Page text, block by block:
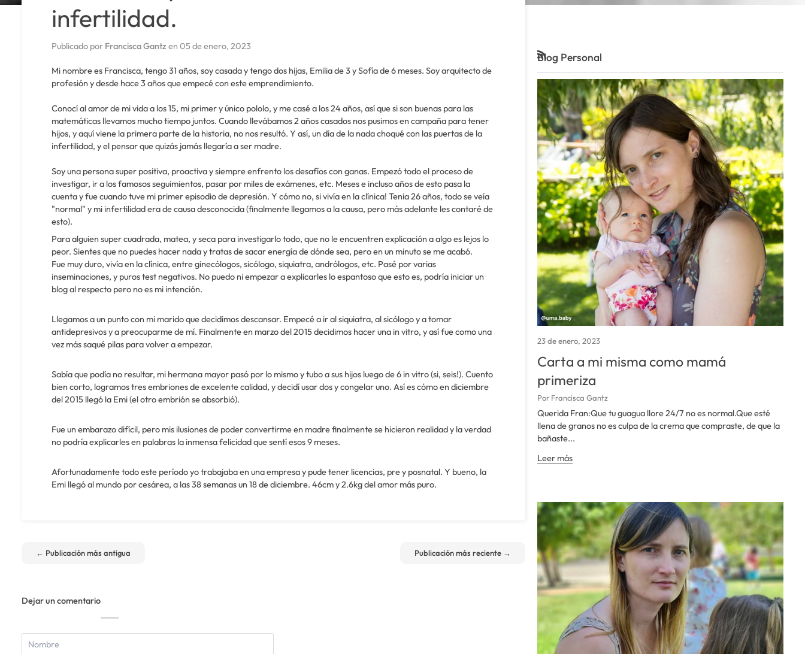
infertilidad.
Publicado por Francisca Gantz en 05 de enero, 2023
Mi nombre es Francisca, tengo 31 años, soy casada y tengo dos hijas, Emilia de 3 y Sofía de 6 meses. Soy arquitecto de
profesión y desde hace 3 años que empecé con este emprendimiento.
Conocí al amor de mi vida a los 15, mi primer y único pololo, y me casé a los 24 años, así que si son buenas para las
matemáticas llevamos mucho tiempo juntos. Cuando llevábamos 2 años casados nos pusimos en campaña para tener
hijos, y aquí viene la primera parte de la historia, no nos resultó. Y así, un día de la nada choqué con las puertas de la
infertilidad, y el pensar que quizás jamás llegaría a ser madre.
Soy una persona super positiva, proactiva y siempre enfrento los desafíos con ganas. Empezó todo el proceso de
investigar, ir a los famosos seguimientos, pasar por miles de exámenes, etc. Meses e incluso años de esto pasa la
cuenta y fue cuando tuve mi primer episodio de depresión. Y cómo no, si vivía en la clínica! Tenia 26 años, todo se veía
"normal" y mi infertilidad era de causa desconocida (finalmente llegamos a la causa, pero más adelante les contaré de
esto).
Para alguien super cuadrada, matea, y seca para investigarlo todo, que no le encuentren explicación a algo es lejos lo
peor. Sientes que no puedes hacer nada y tratas de sacar energía de dónde sea, pero en un minuto se me acabó.
Fue muy duro, vivía en la clínica, entre ginecólogos, sicólogo, siquiatra, andrólogos, etc. Pasé por varias
inseminaciones, y puros test negativos. No puedo ni empezar a explicarles lo espantoso que esto es, podría iniciar un
blog al respecto pero no es mi intención.
Llegamos a un punto con mi marido que decidimos descansar. Empecé a ir al siquiatra, al sicólogo y a tomar
antidepresivos y a preocuparme de mí. Finalmente en marzo del 2015 decidimos hacer una in vitro, y así fue como una
vez más saqué pilas para volver a empezar.
Sabía que podía no resultar, mi hermana mayor pasó por lo mismo y tubo a sus hijos luego de 6 in vitro (si, seis!). Cuento
bien corto, logramos tres embriones de excelente calidad, y decidí usar dos y congelar uno. Así es cómo en diciembre
del 2015 llegó la Emi (el otro embrión se absorbió).
Fue un embarazo difícil, pero mis ilusiones de poder convertirme en madre finalmente se hicieron realidad y la verdad
no podría explicarles en palabras la inmensa felicidad que sentí esos 9 meses.
Afortunadamente todo este período yo trabajaba en una empresa y pude tener licencias, pre y posnatal. Y bueno, la
Emi llegó al mundo por cesárea, a las 38 semanas un 18 de diciembre. 46cm y 2.6kg del amor más puro.
← Publicación más antigua Publicación más reciente →
Dejar un comentario
Blog Personal
RSS
23 de enero, 2023
Carta a mi misma como mamá
primeriza
Por Francisca Gantz
Querida Fran:Que tu guagua llore 24/7 no es normal.Que esté
llena de granos no es culpa de la crema que compraste, de que la
bañaste...
Leer más